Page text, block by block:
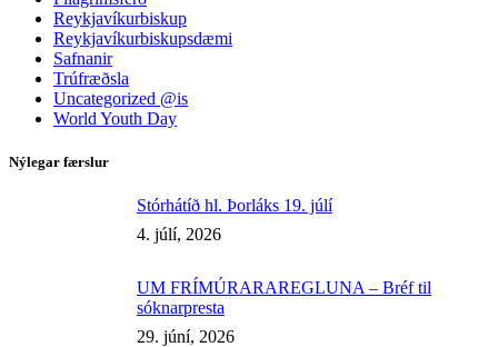
Reykjavíkurbiskup
Reykjavíkurbiskupsdæmi
Safnanir
Trúfræðsla
Uncategorized @is
World Youth Day
Nýlegar færslur
Stórhátíð hl. Þorláks 19. júlí
4. júlí, 2026
UM FRÍMÚRARAREGLUNA – Bréf til
sóknarpresta
29. júní, 2026